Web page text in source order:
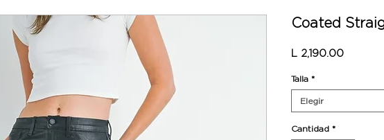
Coated
L 2,190.00Precio
Talla *
Elegir
Cantidad *